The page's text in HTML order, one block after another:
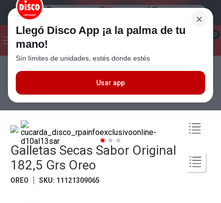
¡Hola! ¿Qué estas buscando? 0
Seleccioná el método de entrega
×
Llegó Disco App ¡a la palma de tu
mano!
Sín límites de unidades, estés donde estés
Usar app
Desayuno y Merienda Galletitas Dulces
Sabor Original 182,5 Grs Oreo
Galletas Secas Sabor Original
182,5 Grs Oreo
OREO SKU: 11121309065
4.
Carne
5.
Cerveza
6 .
Yerba
7.
Queso